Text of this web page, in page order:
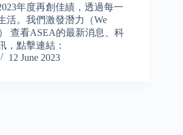
年度再創佳績，透過每一
活。我們激發潛力（We
查看ASEA的最新消息、科
，點擊連結：
12 June 2023